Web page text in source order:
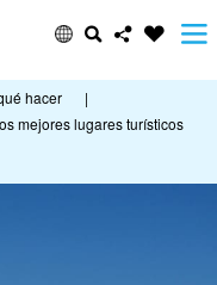
hacer
|
mejores lugares turísticos